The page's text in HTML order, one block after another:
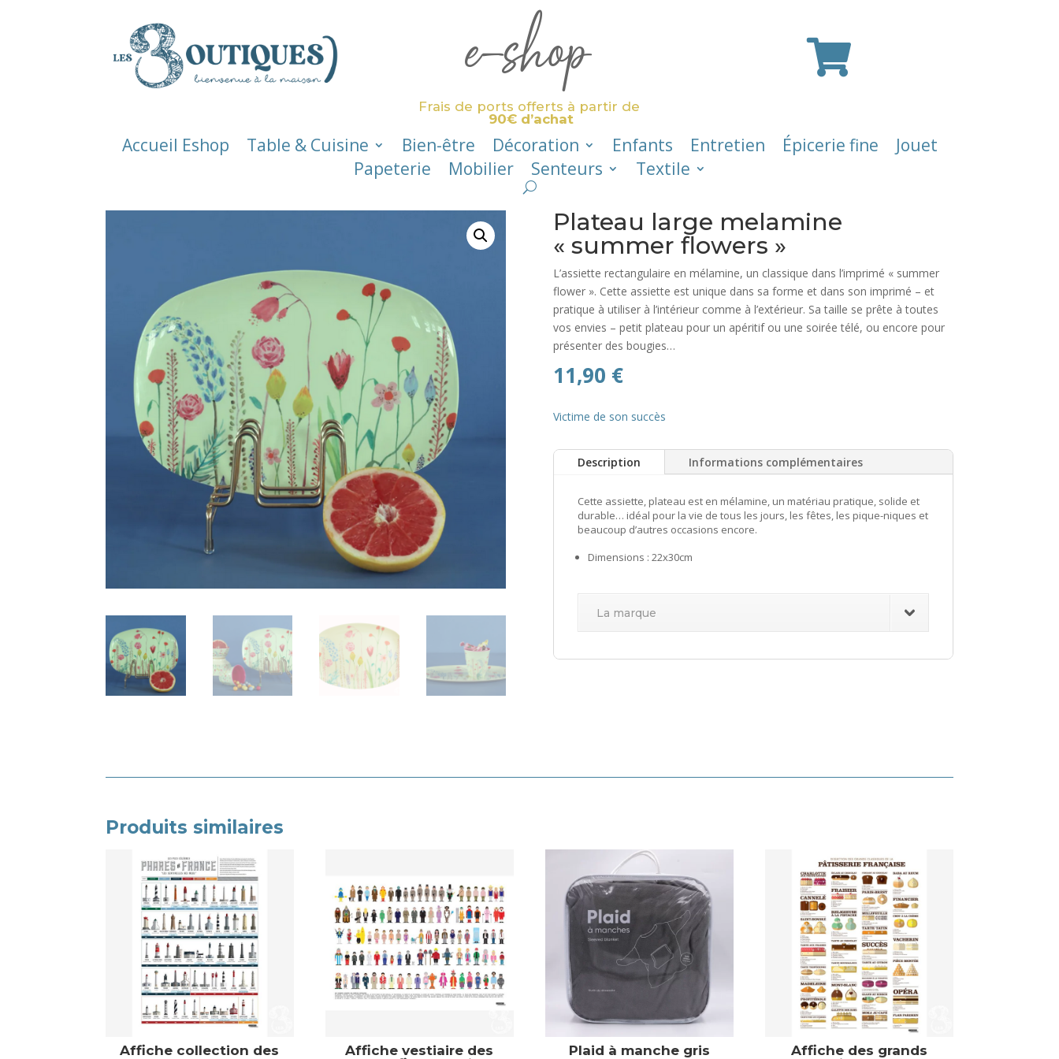
e-shop
Frais de ports offerts à partir de
90€ d’achat

Accueil Eshop Table & Cuisine Bien-être Décoration Enfants Entretien Épicerie fine
Jouet
Papeterie
Mobilier Senteurs Textile
Plateau large melamine
« summer flowers »
L’assiette rectangulaire en mélamine, un classique dans l’imprimé « summer
flower ». Cette assiette est unique dans sa forme et dans son imprimé – et
pratique à utiliser à l’intérieur comme à l’extérieur. Sa taille se prête à toutes
vos envies – petit plateau pour un apéritif ou une soirée télé, ou encore pour
présenter des bougies…
11,90 €
Victime de son succès
Description Informations complémentaires
Cette assiette, plateau est en mélamine, un matériau pratique, solide et
durable… idéal pour la vie de tous les jours, les fêtes, les pique-niques et
beaucoup d’autres occasions encore.
Dimensions : 22x30cm
La marque
Produits similaires
Affiche collection des
Affiche vestiaire des
Plaid à manche gris
Affiche des grands